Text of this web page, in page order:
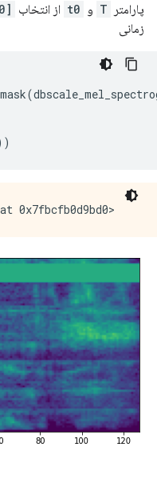
پارامتر
T و t0 از انتخاب [0, τ − t)
زمانی
(